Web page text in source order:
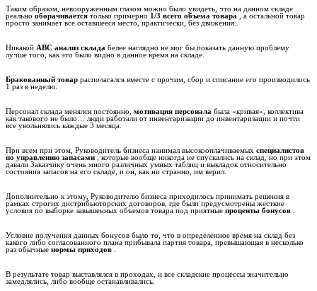
Таким образом, невооруженным глазом можно было увидеть, что на данном складе
реально оборачивается только примерно 1/3 всего объема товара
, а остальной товар
просто занимает все оставшееся место, практически, без движения..
Никакой АВС анализ склада белее наглядно не мог бы показать данную проблему
лучше того, как это было видно в данное время на складе.
Бракованный товар располагался вместе с прочим, сбор и списание его производилось
1 раз в неделю.
Персонал склада менялся постоянно, мотивация персонала была «кривая», коллектива
как такового не было… люди работали от инвентаризации до инвентаризации и почти
все увольнялись каждые 3 месяца.
При всем при этом, Руководитель бизнеса нанимал высокооплачиваемых специалистов
по управлению запасами , которые вообще никогда не спускались на склад, но при этом
давали Заказчику очень много различных умных таблиц и выкладок относительно
состояния запасов на его складе, и он, как ни странно, им верил.
Дополнительно к этому, Руководителю бизнеса приходилось принимать решения в
рамках строгих дистрибьюторских договоров, где были предусмотрены жесткие
условия по выборке завышенных объемов товара под приятные проценты бонусов
Условие получения данных бонусов было то, что в определенное время на склад без
какого либо согласованного плана прибывала партия товара, превышающая в несколько
раз обычные нормы приходов
В результате товар выставлялся в проходах, и все складские процессы значительно
замедлялись, либо вообще останавливались.